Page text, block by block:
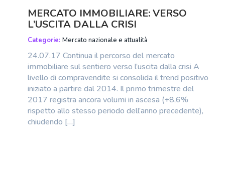
MERCATO IMMOBILIARE: VERSO
L’USCITA DALLA CRISI
Categorie: Mercato nazionale e attualità
24.07.17 Continua il percorso del mercato
immobiliare sul sentiero verso l’uscita dalla crisi A
livello di compravendite si consolida il trend positivo
iniziato a partire dal 2014. Il primo trimestre del
2017 registra ancora volumi in ascesa (+8,6%
rispetto allo stesso periodo dell’anno precedente),
chiudendo […]